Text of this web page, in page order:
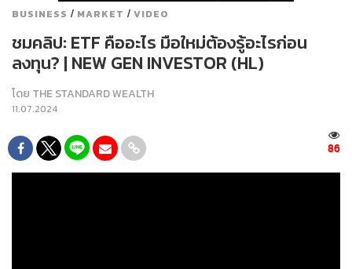
BUSINESS / MARKET / VIDEO
ชมคลิป: ETF คืออะไร มือใหม่ต้องรู้อะไรก่อน
ลงทุน? | NEW GEN INVESTOR (HL)
โดย THE STANDARD WEALTH
11.07.2024
86